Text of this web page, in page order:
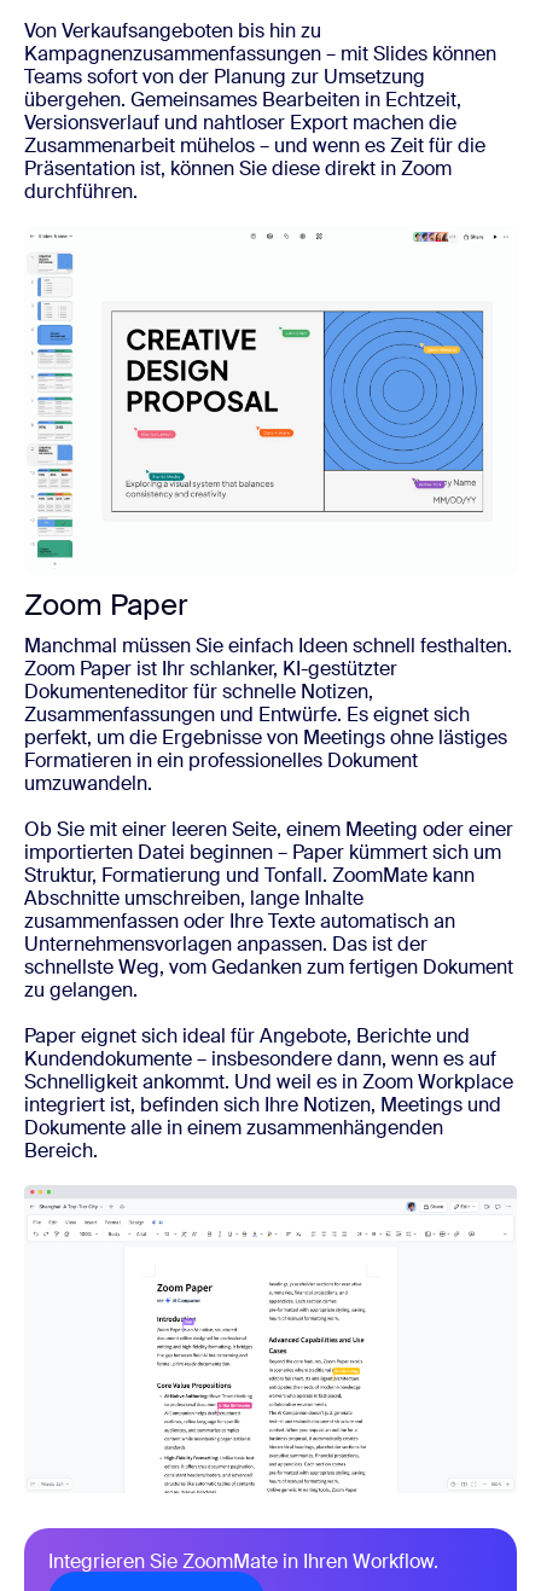
Von Verkaufsangeboten bis hin zu
Kampagnenzusammenfassungen – mit Slides können
Teams sofort von der Planung zur Umsetzung
übergehen. Gemeinsames Bearbeiten in Echtzeit,
Versionsverlauf und nahtloser Export machen die
Zusammenarbeit mühelos – und wenn es Zeit für die
Präsentation ist, können Sie diese direkt in Zoom
durchführen.
Zoom Paper
Manchmal müssen Sie einfach Ideen schnell festhalten.
Zoom Paper ist Ihr schlanker, KI-gestützter
Dokumenteneditor für schnelle Notizen,
Zusammenfassungen und Entwürfe. Es eignet sich
perfekt, um die Ergebnisse von Meetings ohne lästiges
Formatieren in ein professionelles Dokument
umzuwandeln.
Ob Sie mit einer leeren Seite, einem Meeting oder einer
importierten Datei beginnen – Paper kümmert sich um
Struktur, Formatierung und Tonfall. ZoomMate kann
Abschnitte umschreiben, lange Inhalte
zusammenfassen oder Ihre Texte automatisch an
Unternehmensvorlagen anpassen. Das ist der
schnellste Weg, vom Gedanken zum fertigen Dokument
zu gelangen.
Paper eignet sich ideal für Angebote, Berichte und
Kundendokumente – insbesondere dann, wenn es auf
Schnelligkeit ankommt. Und weil es in Zoom Workplace
integriert ist, befinden sich Ihre Notizen, Meetings und
Dokumente alle in einem zusammenhängenden
Bereich.
Integrieren Sie ZoomMate in Ihren Workflow.